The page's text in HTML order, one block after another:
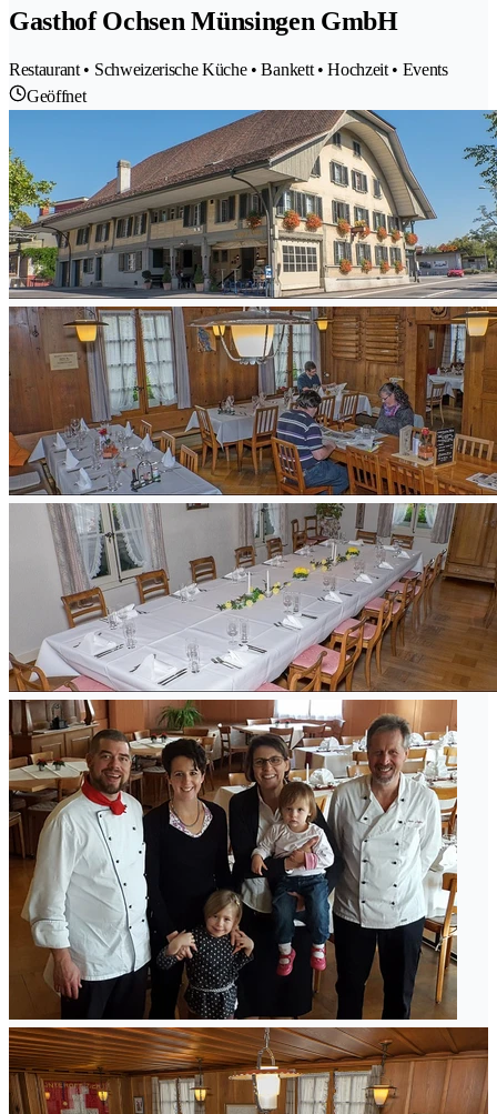
Gasthof Ochsen Münsingen GmbH
Restaurant • Schweizerische Küche • Bankett • Hochzeit • Events
Geöffnet